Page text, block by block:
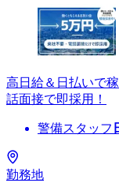
高日給＆日払いで
話面接で即採用！
警備スタッフ
勤務地